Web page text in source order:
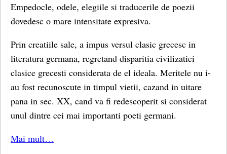
Empedocle, odele, elegiile si traducerile de poezii
dovedesc o mare intensitate expresiva.
Prin creatiile sale, a impus versul clasic grecesc in
literatura germana, regretand disparitia civilizatiei
clasice grecesti considerata de el ideala. Meritele nu i-
au fost recunoscute in timpul vietii, cazand in uitare
pana in sec. XX, cand va fi redescoperit si considerat
unul dintre cei mai importanti poeti germani.
Mai mult…